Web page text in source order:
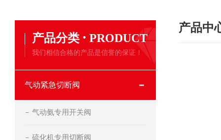
产品分类 · PRODUCT
我们相信合格的产品是信誉的保证！
气动紧急切断阀
气动氨专用开关阀
硫化机专用切断阀
产品中